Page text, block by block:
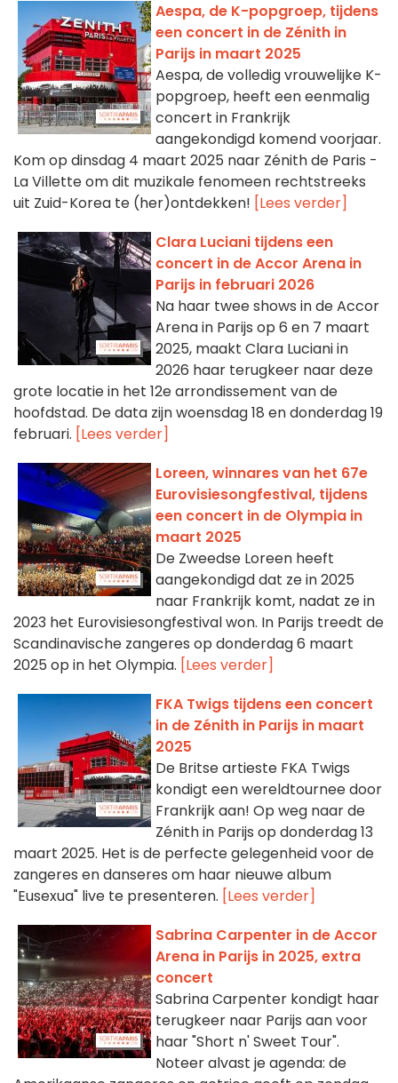
Aespa, de K-popgroep, tijdens
een concert in de Zénith in
Parijs in maart 2025
Aespa, de volledig vrouwelijke K-
popgroep, heeft een eenmalig
concert in Frankrijk
aangekondigd komend voorjaar.
Kom op dinsdag 4 maart 2025 naar Zénith de Paris -
La Villette om dit muzikale fenomeen rechtstreeks
uit Zuid-Korea te (her)ontdekken! [Lees verder]
Clara Luciani tijdens een
concert in de Accor Arena in
Parijs in februari 2026
Na haar twee shows in de Accor
Arena in Parijs op 6 en 7 maart
2025, maakt Clara Luciani in
2026 haar terugkeer naar deze
grote locatie in het 12e arrondissement van de
hoofdstad. De data zijn woensdag 18 en donderdag 19
februari. [Lees verder]
Loreen, winnares van het 67e
Eurovisiesongfestival, tijdens
een concert in de Olympia in
maart 2025
De Zweedse Loreen heeft
aangekondigd dat ze in 2025
naar Frankrijk komt, nadat ze in
2023 het Eurovisiesongfestival won. In Parijs treedt de
Scandinavische zangeres op donderdag 6 maart
2025 op in het Olympia. [Lees verder]
FKA Twigs tijdens een concert
in de Zénith in Parijs in maart
2025
De Britse artieste FKA Twigs
kondigt een wereldtournee door
Frankrijk aan! Op weg naar de
Zénith in Parijs op donderdag 13
maart 2025. Het is de perfecte gelegenheid voor de
zangeres en danseres om haar nieuwe album
"Eusexua" live te presenteren. [Lees verder]
Sabrina Carpenter in de Accor
Arena in Parijs in 2025, extra
concert
Sabrina Carpenter kondigt haar
terugkeer naar Parijs aan voor
haar "Short n' Sweet Tour".
Noteer alvast je agenda: de